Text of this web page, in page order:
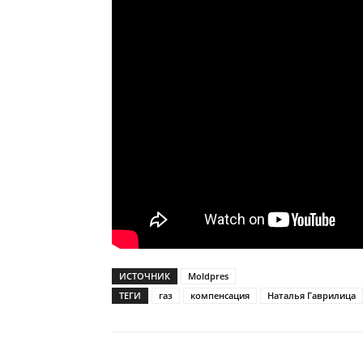
ИСТОЧНИК
Moldpres
ТЕГИ
газ компенсация Наталья Гаврилица